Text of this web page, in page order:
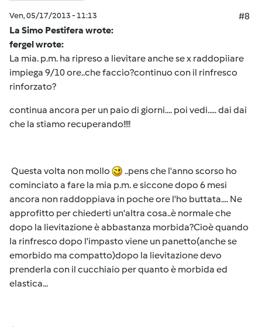
Ven, 05/17/2013 - 11:13
#8
La Simo Pestifera wrote:
fergel wrote:
La mia. p.m. ha ripreso a lievitare anche se x raddopiiare
impiega 9/10 ore..che faccio?continuo con il rinfresco
rinforzato?
continua ancora per un paio di giorni.... poi vedi..... dai dai
che la stiamo recuperando!!!!
Questa volta non mollo
..pens che l'anno scorso ho
cominciato a fare la mia p.m. e siccone dopo 6 mesi
ancora non raddoppiava in poche ore l'ho buttata.... Ne
approfitto per chiederti un'altra cosa..è normale che
dopo la lievitazione è abbastanza morbida?Cioè quando
la rinfresco dopo l'impasto viene un panetto(anche se
emorbido ma compatto)dopo la lievitazione devo
prenderla con il cucchiaio per quanto è morbida ed
elastica...